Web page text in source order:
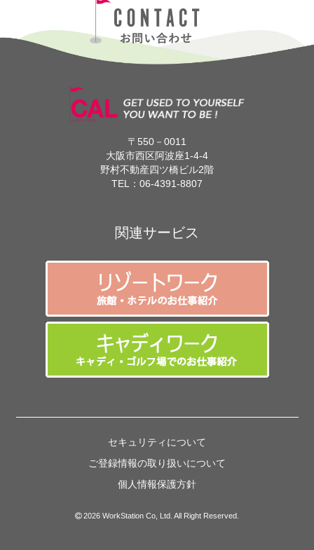
〒550－0011
大阪市西区阿波座1-4-4
野村不動産四ツ橋ビル2階
TEL： 06-4391-8807
関連サービス
セキュリティについて
ご登録情報の取り扱いについて
個人情報保護方針
2026 WorkStation Co, Ltd. All Right Reserved.